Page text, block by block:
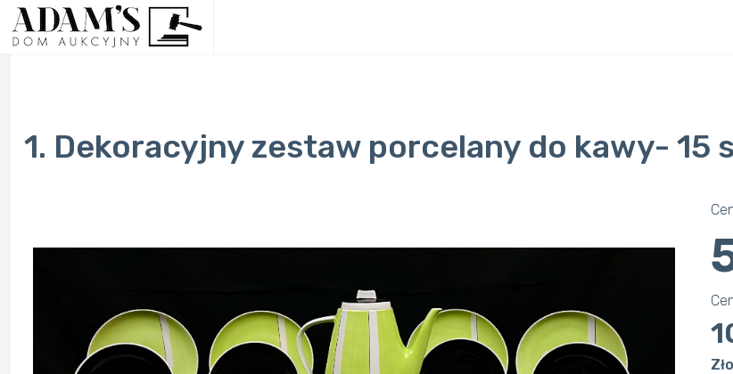
1. Dekoracyjny zestaw porcelany do kawy- 15